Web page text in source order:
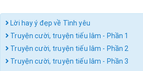
Lời hay ý đẹp về Tình yêu
Truyện cười, truyện tiếu lâm - Phần 1
Truyện cười, truyện tiếu lâm - Phần 2
Truyện cười, truyện tiếu lâm - Phần 3